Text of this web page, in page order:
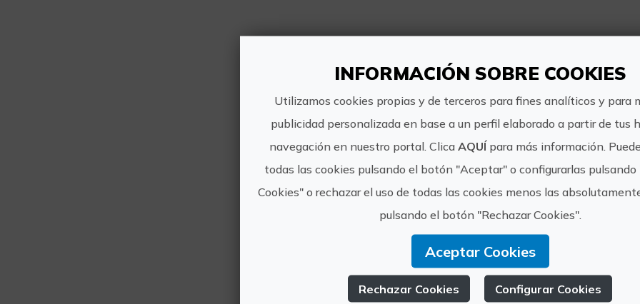
Experiences
Valencia
Valencia
mundo del
personalizadas
naturaleza y el
https://
INFORMACIÓN SOBRE COOKIES
Utilizamos cookies propias y de terceros para fines analíticos y para
publicidad personalizada en base a un perfil elaborado a partir de tus
navegación en nuestro portal. Clica AQUÍpara más información.
todas las cookies pulsando el botón "Aceptar" o configurarlas pulsando
Cookies" o rechazar el uso de todas las cookies menos las
pulsando el botón "Rechazar Cookies".
Aceptar Cookies
Rechazar Cookies Configurar Cookies